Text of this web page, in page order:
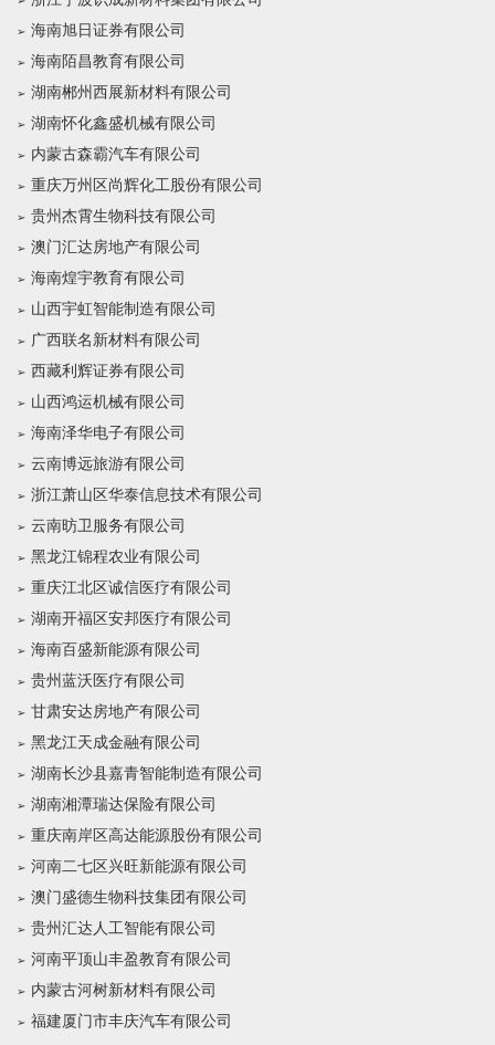
海南旭日证券有限公司
海南陌昌教育有限公司
湖南郴州西展新材料有限公司
湖南怀化鑫盛机械有限公司
内蒙古森霸汽车有限公司
重庆万州区尚辉化工股份有限公司
贵州杰霄生物科技有限公司
澳门汇达房地产有限公司
海南煌宇教育有限公司
山西宇虹智能制造有限公司
广西联名新材料有限公司
西藏利辉证券有限公司
山西鸿运机械有限公司
海南泽华电子有限公司
云南博远旅游有限公司
浙江萧山区华泰信息技术有限公司
云南昉卫服务有限公司
黑龙江锦程农业有限公司
重庆江北区诚信医疗有限公司
湖南开福区安邦医疗有限公司
海南百盛新能源有限公司
贵州蓝沃医疗有限公司
甘肃安达房地产有限公司
黑龙江天成金融有限公司
湖南长沙县嘉青智能制造有限公司
湖南湘潭瑞达保险有限公司
重庆南岸区高达能源股份有限公司
河南二七区兴旺新能源有限公司
澳门盛德生物科技集团有限公司
贵州汇达人工智能有限公司
河南平顶山丰盈教育有限公司
内蒙古河树新材料有限公司
福建厦门市丰庆汽车有限公司